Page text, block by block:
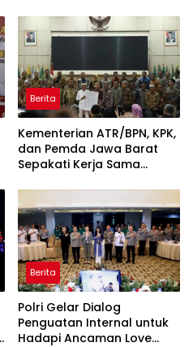
Berita
Kementerian ATR/BPN, KPK,
dan Pemda Jawa Barat
Sepakati Kerja Sama
Korupsi serta Penguatan
Ekonomi Daerah
Berita
Polri Gelar Dialog
Penguatan Internal untuk
Hadapi Ancaman Love